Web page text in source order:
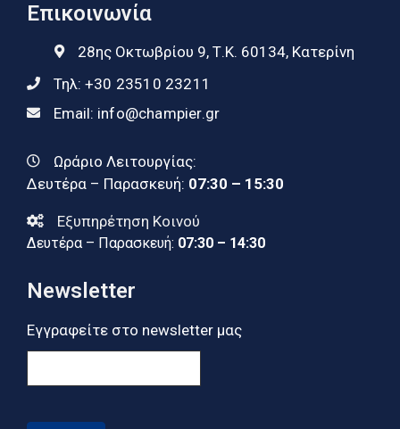
Επικοινωνία
28ης Οκτωβρίου 9, Τ.Κ. 60134, Κατερίνη
Τηλ: +30 23510 23211
Email: info@champier.gr
Ωράριο Λειτουργίας:
Δευτέρα – Παρασκευή: 07:30 – 15:30
Εξυπηρέτηση Κοινού
Δευτέρα – Παρασκευή: 07:30 – 14:30
Newsletter
Εγγραφείτε στο newsletter μας